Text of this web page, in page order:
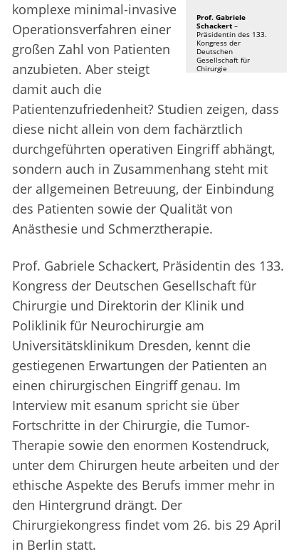
Prof. Gabriele
Schackert –
Präsidentin des 133.
Kongress der
Deutschen
Gesellschaft für
Chirurgie
komplexe minimal-invasive
Operationsverfahren einer
großen Zahl von Patienten
anzubieten. Aber steigt
damit auch die
Patientenzufriedenheit? Studien zeigen, dass
diese nicht allein von dem fachärztlich
durchgeführten operativen Eingriff abhängt,
sondern auch in Zusammenhang steht mit
der allgemeinen Betreuung, der Einbindung
des Patienten sowie der Qualität von
Anästhesie und Schmerztherapie.
Prof. Gabriele Schackert, Präsidentin des 133.
Kongress der Deutschen Gesellschaft für
Chirurgie und Direktorin der Klinik und
Poliklinik für Neurochirurgie am
Universitätsklinikum Dresden, kennt die
gestiegenen Erwartungen der Patienten an
einen chirurgischen Eingriff genau. Im
Interview mit esanum spricht sie über
Fortschritte in der Chirurgie, die Tumor-
Therapie sowie den enormen Kostendruck,
unter dem Chirurgen heute arbeiten und der
ethische Aspekte des Berufs immer mehr in
den Hintergrund drängt. Der
Chirurgiekongress findet vom 26. bis 29 April
in Berlin statt.